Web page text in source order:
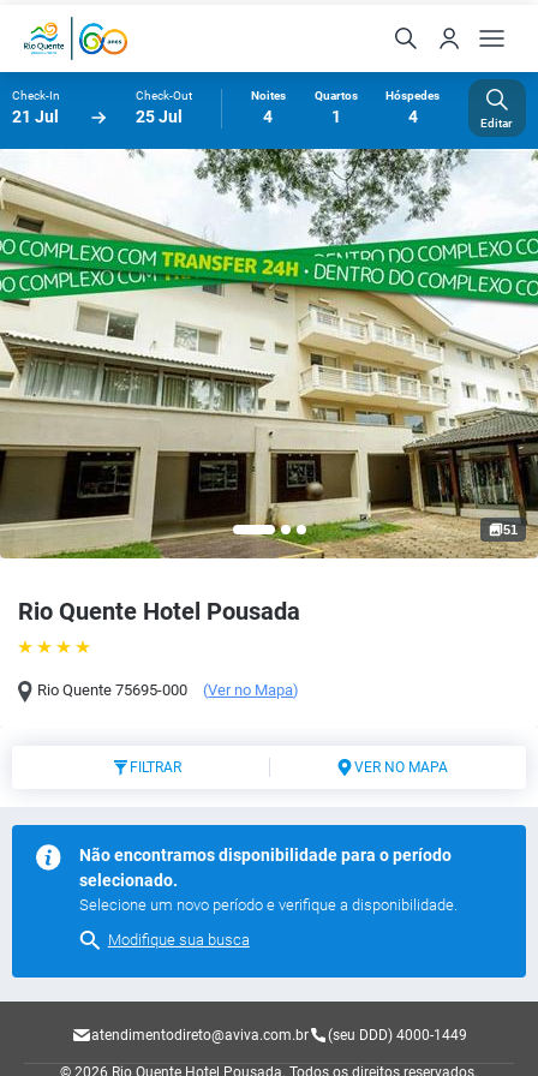
Check-In
21 Jul
Check-Out
25 Jul
Noites
4
Quartos
1
Hóspedes
4 Editar
Rio Quente Hotel Pousada
Rio Quente 75695-000 (Ver no Mapa)
51
FILTRAR VER NO MAPA
Não encontramos disponibilidade para o período
selecionado.
Selecione um novo período e verifique a disponibilidade.
Modifique sua busca
atendimentodireto@aviva.com.br (seu DDD) 4000-1449
© 2026 Rio Quente Hotel Pousada. Todos os direitos reservados.